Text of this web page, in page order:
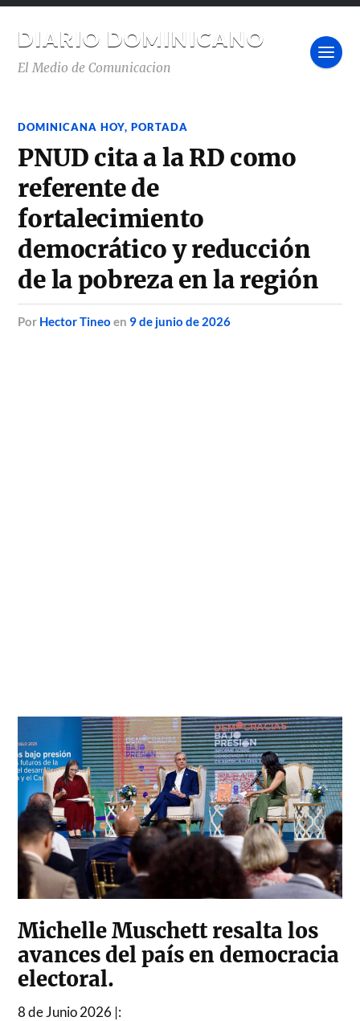
DIARIO DOMINICANO
El Medio de Comunicacion
DOMINICANA HOY,PORTADA
PNUD cita a la RD como
referente de
fortalecimiento
democrático y reducción
de la pobreza en la región
por Hector Tineo en 9 de junio de 2026
Michelle Muschett resalta los
avances del país en democracia
electoral.
8 de Junio 2026 |: